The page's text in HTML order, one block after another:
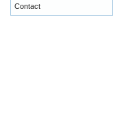
Contact